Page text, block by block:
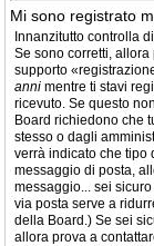
Mi sono registrato
Innanzitutto controlla
Se sono corretti, allora
supporto
anni mentre ti stavi
ricevuto. Se questo
Board richiedono che
stesso o dagli
verrà indicato che tipo
messaggio di posta,
messaggio... sei
via posta serve a
della Board.) Se sei
allora prova a